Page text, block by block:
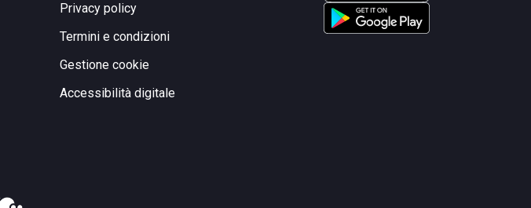
Privacy policy
Termini e condizioni
Gestione cookie
Accessibilità digitale